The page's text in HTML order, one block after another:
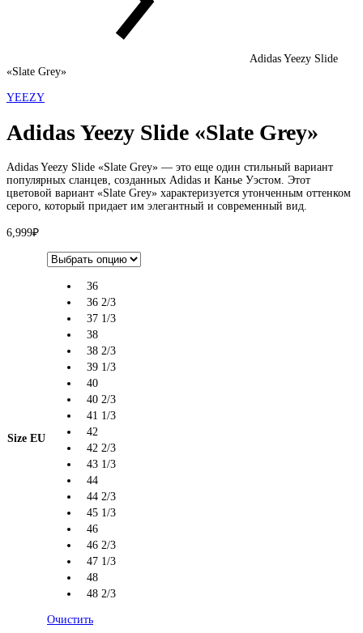
Adidas Yeezy Slide
«Slate Grey»
YEEZY
Adidas Yeezy Slide «Slate Grey»
Adidas Yeezy Slide «Slate Grey» — это еще один стильный вариант
популярных сланцев, созданных Adidas и Канье Уэстом. Этот
цветовой вариант «Slate Grey» характеризуется утонченным оттенком
серого, который придает им элегантный и современный вид.
6,999₽
Size EU
36
36 2/3
37 1/3
38
38 2/3
39 1/3
40
40 2/3
41 1/3
42
42 2/3
43 1/3
44
44 2/3
45 1/3
46
46 2/3
47 1/3
48
48 2/3
Очистить